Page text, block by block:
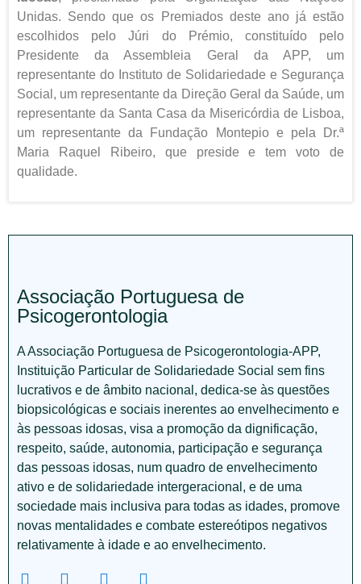
Unidas. Sendo que os Premiados deste ano já estão
escolhidos pelo Júri do Prémio, constituído pelo
Presidente da Assembleia Geral da APP, um
representante do Instituto de Solidariedade e Segurança
Social, um representante da Direção Geral da Saúde, um
representante da Santa Casa da Misericórdia de Lisboa,
um representante da Fundação Montepio e pela Dr.ª
Maria Raquel Ribeiro, que preside e tem voto de
qualidade.
Associação Portuguesa de
Psicogerontologia
A Associação Portuguesa de Psicogerontologia-APP,
Instituição Particular de Solidariedade Social sem fins
lucrativos e de âmbito nacional, dedica-se às questões
biopsicológicas e sociais inerentes ao envelhecimento e
às pessoas idosas, visa a promoção da dignificação,
respeito, saúde, autonomia, participação e segurança
das pessoas idosas, num quadro de envelhecimento
ativo e de solidariedade intergeracional, e de uma
sociedade mais inclusiva para todas as idades, promove
novas mentalidades e combate estereótipos negativos
relativamente à idade e ao envelhecimento.